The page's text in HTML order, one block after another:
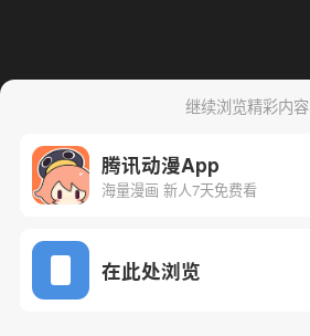
继续浏览精彩内容
腾讯动漫App
海量漫画 新人7天免费看
在此处浏览